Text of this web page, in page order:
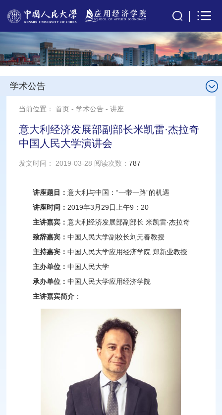
学术公告
当前位置：首页 -学术公告 -讲座
意大利经济发展部副部长米凯雷·杰拉奇
中国人民大学演讲会
发文时间： 2019-03-28 阅读次数：787
讲座题目：意大利与中国：“一带一路”的机遇
讲座时间： 2019年3月29日上午9：20
主讲嘉宾：意大利经济发展部副部长 米凯雷·杰拉奇
致辞嘉宾：中国人民大学副校长刘元春教授
主持嘉宾：中国人民大学应用经济学院 郑新业教授
主办单位：中国人民大学
承办单位：中国人民大学应用经济学院
主讲嘉宾简介 ：